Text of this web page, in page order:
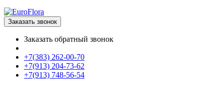
Заказать звонок
Заказать обратный звонок
+7(383) 262-00-70
+7(913) 204-73-62
+7(913) 748-56-54